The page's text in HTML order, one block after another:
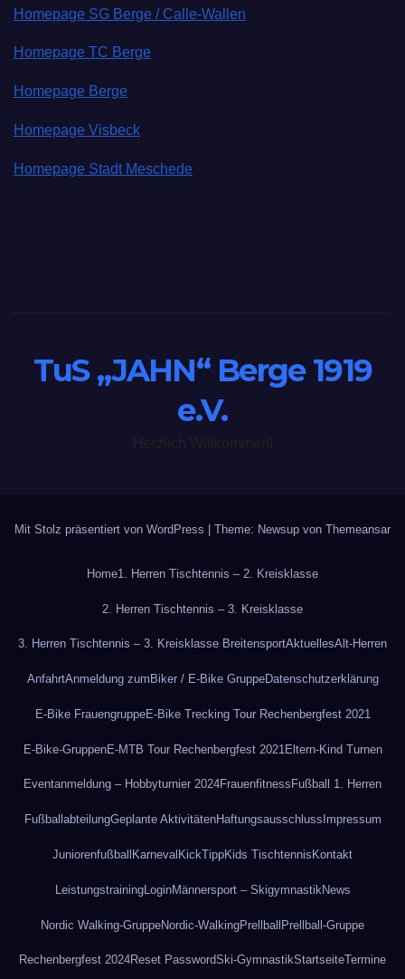
Homepage SG Berge / Calle-Wallen
Homepage TC Berge
Homepage Berge
Homepage Visbeck
Homepage Stadt Meschede
TuS „JAHN“ Berge 1919
e.V.
Mit Stolz präsentiert von WordPress Theme: Newsup von Themeansar
Home1. Herren Tischtennis – 2. Kreisklasse
2. Herren Tischtennis – 3. Kreisklasse
3. Herren Tischtennis – 3. Kreisklasse BreitensportAktuellesAlt-Herren
AnfahrtAnmeldung zum Biker / E-Bike GruppeDatenschutzerklärung
E-Bike FrauengruppeE-Bike Trecking Tour Rechenbergfest 2021
E-Bike-GruppenE-MTB Tour Rechenbergfest 2021 Eltern-Kind Turnen
Eventanmeldung – Hobbyturnier 2024Frauenfitness Fußball 1. Herren
FußballabteilungGeplante AktivitätenHaftungsausschluss Impressum
Juniorenfußball Karneval KickTippKids Tischtennis Kontakt
LeistungstrainingLoginMännersport – Skigymnastik News
Nordic Walking-GruppeNordic-WalkingPrellballPrellball-Gruppe
Rechenbergfest 2024Reset PasswordSki-GymnastikStartseiteTermine